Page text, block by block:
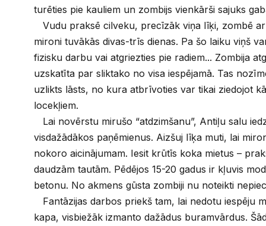
turēties pie kauliem un zombijs vienkārši sajuks
Vudu praksē cilveku, precīzāk viņa līķi, zombē
mironi tuvākās divas-trīs dienas. Pa šo laiku viņš
fizisku darbu vai atgriezties pie radiem... Zombija
uzskatīta par sliktako no visa iespējamā. Tas
uzlikts lāsts, no kura atbrīvoties var tikai ziedojot
locekļiem.
Lai novērstu mirušo “atdzimšanu”, Antiļu salu
visdažādākos paņēmienus. Aizšuj līķa muti, lai
nokoro aicinājumam. Iesit krūtīs koka mietus –
daudzām tautām. Pēdējos 15-20 gadus ir kļuvis
betonu. No akmens gūsta zombiji nu noteikti
Fantāzijas darbos priekš tam, lai nedotu iespēju
kapa, visbiežāk izmanto dažādus buramvārdus.